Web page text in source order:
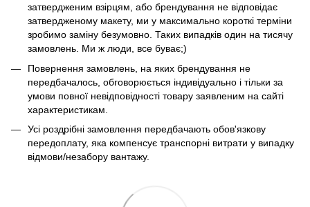
затвердженим взірцям, або брендування не відповідає
затвердженому макету, ми у максимально короткі терміни
зробимо заміну безумовно. Таких випадків один на тисячу
замовлень. Ми ж люди, все буває;)
Повернення замовлень, на яких брендування не
передбачалось, обговорюється індивідуально і тільки за
умови повної невідповідності товару заявленим на сайті
характеристикам.
Усі роздрібні замовлення передбачають обов'язкову
передоплату, яка компенсує транспорні витрати у випадку
відмови/незабору вантажу.